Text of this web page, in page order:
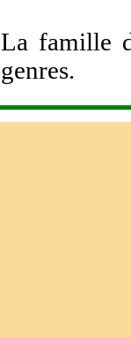
La famille
genres.